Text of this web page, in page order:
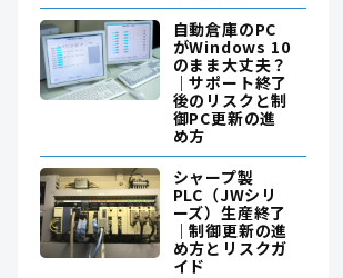
自動倉庫のPC
がWindows 10
のまま大丈夫？
｜サポート終了
後のリスクと制
御PC更新の進
め方
シャープ製
PLC（JWシリ
ーズ）生産終了
｜制御更新の進
め方とリスクガ
イド